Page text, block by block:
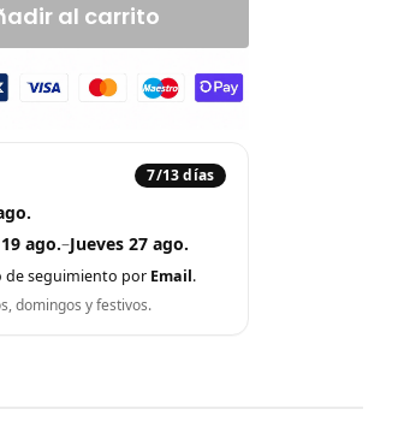
al carrito
7/13 días
ago.–Jueves 27 ago.
de seguimiento por Email.
domingos y festivos.